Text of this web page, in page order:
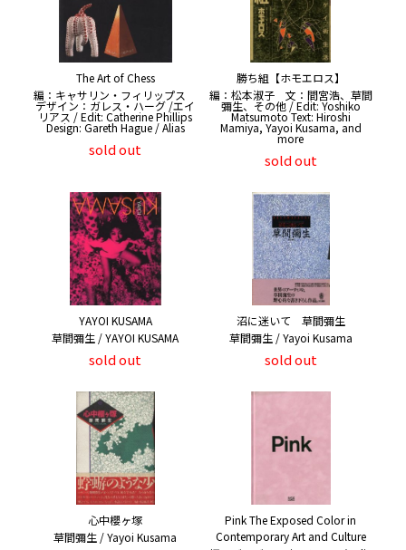
The Art of Chess
編：キャサリン・フィリップス
デザイン：ガレス・ハーグ /エイ
リアス / Edit: Catherine Phillips
Design: Gareth Hague / Alias
sold out
勝ち組【ホモエロス】
編：松本淑子 文：間宮浩、草間
彌生、その他 / Edit: Yoshiko
Matsumoto Text: Hiroshi
Mamiya, Yayoi Kusama, and
more
sold out
YAYOI KUSAMA
草間彌生 / YAYOI KUSAMA
sold out
沼に迷いて 草間彌生
草間彌生 / Yayoi Kusama
sold out
心中櫻ヶ塚
草間彌生 / Yayoi Kusama
Pink The Exposed Color in
Contemporary Art and Culture